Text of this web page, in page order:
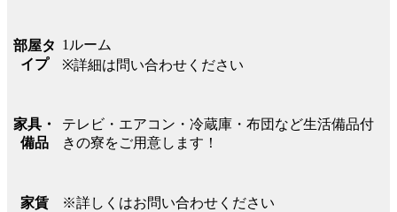
部屋タ
イプ
1ルーム
※詳細は問い合わせください
家具・
備品
テレビ・エアコン・冷蔵庫・布団など生活備品付
きの寮をご用意します！
家賃 ※詳しくはお問い合わせください